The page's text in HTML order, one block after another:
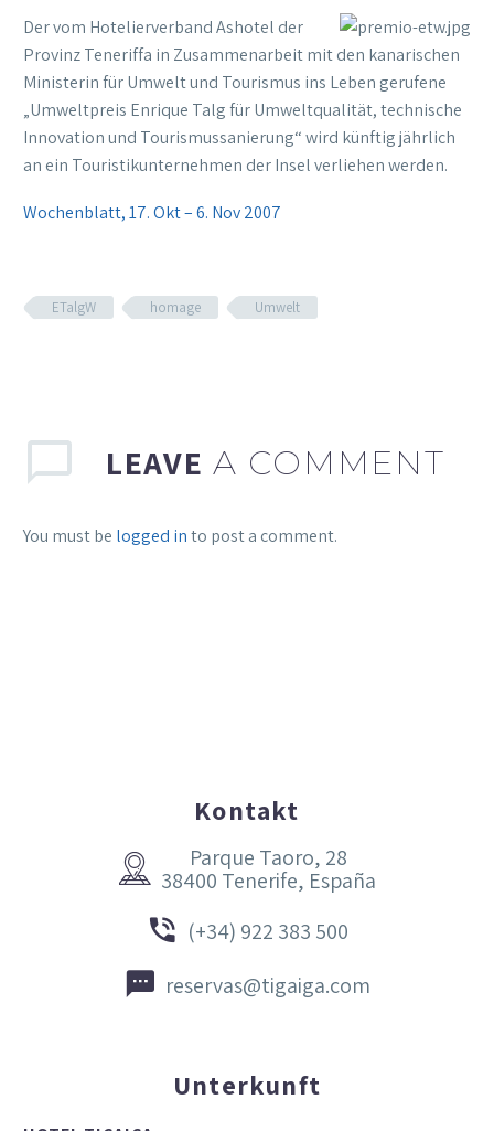
Der vom Hotelierverband Ashotel der
Provinz Teneriffa in Zusammenarbeit mit den kanarischen
Ministerin für Umwelt und Tourismus ins Leben gerufene
„Umweltpreis Enrique Talg für Umweltqualität, technische
Innovation und Tourismussanierung“ wird künftig jährlich
an ein Touristikunternehmen der Insel verliehen werden.
Wochenblatt, 17. Okt – 6. Nov 2007
ETalgW homage Umwelt
LEAVE A COMMENT
You must be logged into post a comment.
Kontakt


Parque Taoro, 28
38400 Tenerife, España

 (+34) 922 383 500

 reservas@tigaiga.com
Unterkunft